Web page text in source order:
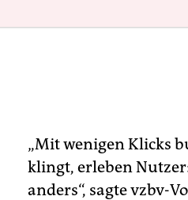
„Mit wenigen Klicks
klingt, erleben
anders“, sagte vzbv-